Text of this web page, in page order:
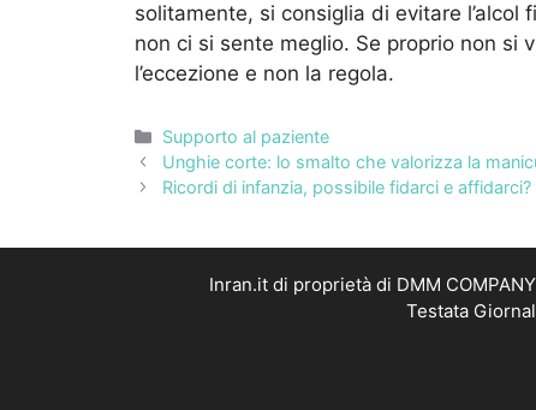
solitamente, si consiglia di evitare l’alcol
non ci si sente meglio. Se proprio non si
l’eccezione e non la regola.
Categorie
Supporto al paziente
Unghie corte: lo smalto che valorizza la
Ricordi di infanzia, possibile fidarci e
Inran.it di proprietà di DMM
Testata